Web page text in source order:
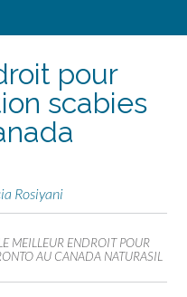
pour
scabies
Rosiyani
MEILLEUR ENDROIT POUR
AU CANADA NATURASIL